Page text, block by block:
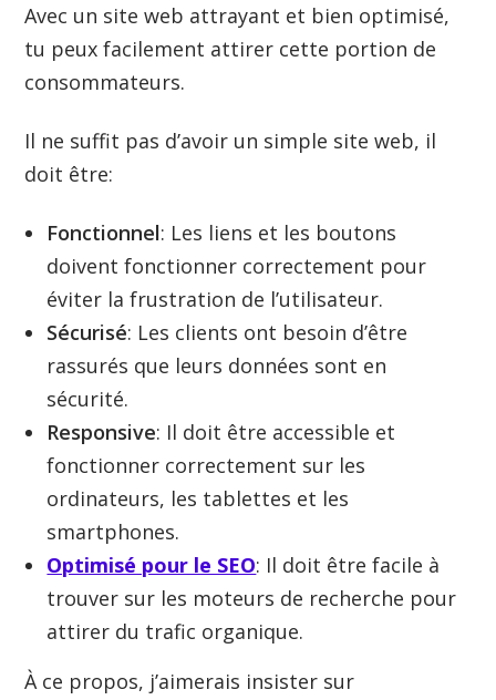
Avec un site web attrayant et bien optimisé,
tu peux facilement attirer cette portion de
consommateurs.
Il ne suffit pas d’avoir un simple site web, il
doit être:
Fonctionnel: Les liens et les boutons
doivent fonctionner correctement pour
éviter la frustration de l’utilisateur.
Sécurisé: Les clients ont besoin d’être
rassurés que leurs données sont en
sécurité.
Responsive: Il doit être accessible et
fonctionner correctement sur les
ordinateurs, les tablettes et les
smartphones.
Optimisé pour le SEO: Il doit être facile à
trouver sur les moteurs de recherche pour
attirer du trafic organique.
À ce propos, j’aimerais insister sur